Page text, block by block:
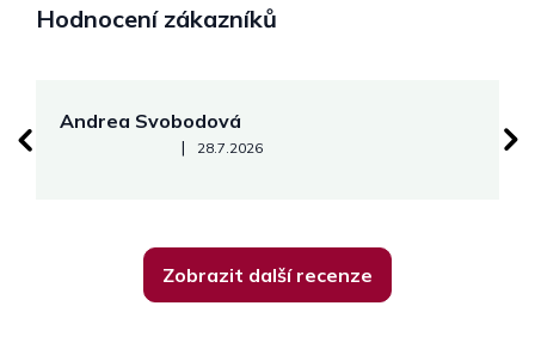
Hodnocení zákazníků
Andrea Svobodová
Hodnocení obchodu je 5 z 5 hvězdiček.
| 28.7.2026
Zobrazit další recenze